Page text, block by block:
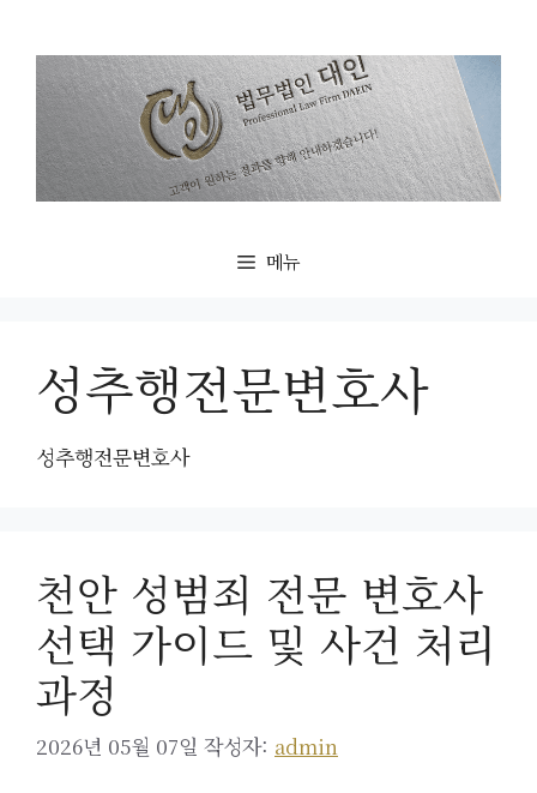
메뉴
성추행전문변호사
성추행전문변호사
천안 성범죄 전문 변호사
선택 가이드 및 사건 처리
과정
2026년 05월 07일 작성자: admin